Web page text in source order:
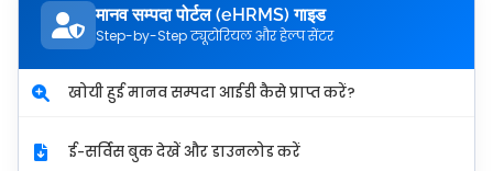
मानव सम्पदा पोर्टल (eHRMS) गाइड
Step-by-Step ट्यूटोरियल और हेल्प सेंटर
खोयी हुई मानव सम्पदा आईडी कैसे प्राप्त करें?
ई-सर्विस बुक देखें और डाउनलोड करें